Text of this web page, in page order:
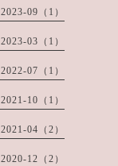
2023-09（1）
2023-03（1）
2022-07（1）
2021-10（1）
2021-04（2）
2020-12（2）